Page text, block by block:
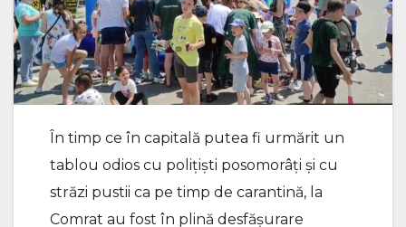
În timp ce în capitală putea fi urmărit un
tablou odios cu polițiști posomorâți și cu
străzi pustii ca pe timp de carantină, la
Comrat au fost în plină desfășurare